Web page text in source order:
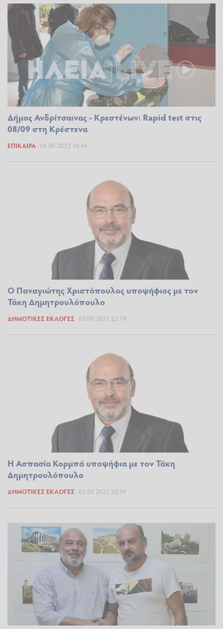
Δήμος Ανδρίτσαινας - Κρεστένων: Rapid test στις
08/09 στη Κρέστενα
ΕΠΊΚΑΙΡΑ 06.09.2023 10:44
Ο Παναγιώτης Χριστόπουλος υποψήφιος με τον
Τάκη Δημητρουλόπουλο
ΔΗΜΟΤΙΚΈΣ ΕΚΛΟΓΈΣ 05.09.2023 22:19
Η Ασπασία Κορμπά υποψήφια με τον Τάκη
Δημητρουλόπουλο
ΔΗΜΟΤΙΚΈΣ ΕΚΛΟΓΈΣ 05.09.2023 20:59